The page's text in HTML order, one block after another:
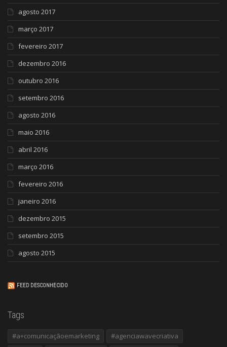
agosto 2017
março 2017
fevereiro 2017
dezembro 2016
outubro 2016
setembro 2016
agosto 2016
maio 2016
abril 2016
março 2016
fevereiro 2016
janeiro 2016
dezembro 2015
setembro 2015
agosto 2015
FEED DESCONHECIDO
Tags
#a+comunicaçãoemarketing
#agenciawavecriativa